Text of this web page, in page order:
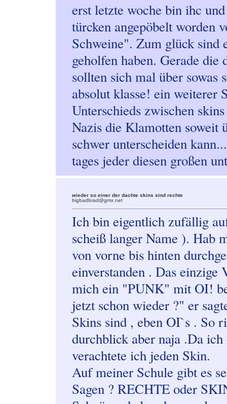
erst letzte woche bin ihc
türcken angepöbelt worden
Schweine". Zum glück sind
geholfen haben. Gerade
sollten sich mal über sowas
absolut klasse! ein weiterer
Unterschieds zwischen
Nazis die Klamotten soweit
schwer unterscheiden
tages jeder diesen großen
wieder so einer der dachte skins sind rechte
bigbadbrad@gmx.net
Ich bin eigentlich zufällig
scheiß langer Name ). Hab
von vorne bis hinten
einverstanden . Das einzige
mich ein "PUNK" mit OI!
jetzt schon wieder ?" er
Skins sind , eben OI`s . So
durchblick aber naja .Da
verachtete ich jeden Skin.
Auf meiner Schule gibt es
Sagen ? RECHTE oder